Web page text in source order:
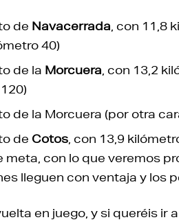
de Navacerrada, con 11,8
40)
de la Morcuera, con 13,2
de la Morcuera (por otra
de Cotos, con 13,9
meta, con lo que veremos
lleguen con ventaja y los
en juego, y si queréis ir